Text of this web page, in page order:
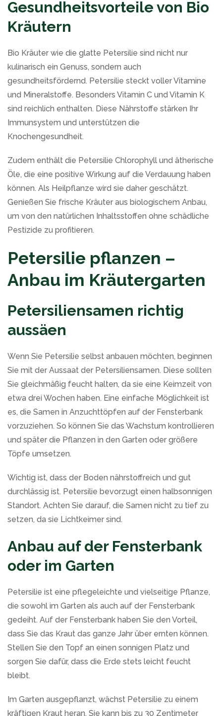
Gesundheitsvorteile von Bio
Kräutern
Bio Kräuter wie die glatte Petersilie sind nicht nur
kulinarisch ein Genuss, sondern auch
gesundheitsfördernd. Petersilie steckt voller Vitamine
und Mineralstoffe. Besonders Vitamin C und Vitamin K
sind reichlich enthalten. Diese Nährstoffe stärken Ihr
Immunsystem und unterstützen die
Knochengesundheit.
Zudem enthält die Petersilie Chlorophyll und ätherische
Öle, die eine positive Wirkung auf die Verdauung haben
können. Als Heilpflanze wird sie daher geschätzt.
Genießen Sie frische Kräuter aus biologischem Anbau,
um von den natürlichen Inhaltsstoffen ohne schädliche
Pestizide zu profitieren.
Petersilie pflanzen –
Anbau im Kräutergarten
Petersiliensamen richtig
aussäen
Wenn Sie Petersilie selbst anbauen möchten, beginnen
Sie mit der Aussaat der Petersiliensamen. Diese sollten
Sie gleichmäßig feucht halten, da sie eine Keimzeit von
etwa drei Wochen haben. Eine einfache Möglichkeit ist
es, die Samen in Anzuchttöpfen auf der Fensterbank
vorzuziehen. So können Sie das Wachstum kontrollieren
und später die Pflanzen in den Garten oder größere
Töpfe umsetzen.
Wichtig ist, dass der Boden nährstoffreich und gut
durchlässig ist. Petersilie bevorzugt einen halbsonnigen
Standort. Achten Sie darauf, die Samen nicht zu tief zu
setzen, da sie Lichtkeimer sind.
Anbau auf der Fensterbank
oder im Garten
Petersilie ist eine pflegeleichte und vielseitige Pflanze,
die sowohl im Garten als auch auf der Fensterbank
gedeiht. Auf der Fensterbank haben Sie den Vorteil,
dass Sie das Kraut das ganze Jahr über ernten können.
Stellen Sie den Topf an einen sonnigen Platz und
sorgen Sie dafür, dass die Erde stets leicht feucht
bleibt.
Im Garten ausgepflanzt, wächst Petersilie zu einem
kräftigen Kraut heran. Sie kann bis zu 30 Zentimeter